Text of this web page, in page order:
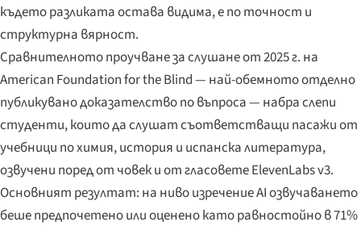
където разликата остава видима, е по точност и
структурна вярност.
Сравнителното проучване за слушане от 2025 г. на
American Foundation for the Blind — най-обемното отделно
публикувано доказателство по въпроса — набра слепи
студенти, които да слушат съответстващи пасажи от
учебници по химия, история и испанска литература,
озвучени поред от човек и от гласовете ElevenLabs v3.
Основният резултат: на ниво изречение AI озвучаването
беше предпочетено или оценено като равностойно в 71%